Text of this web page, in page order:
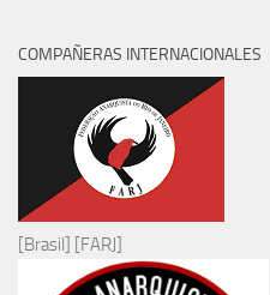
COMPAÑERAS INTERNACIONALES
[Brasil] [FARJ]